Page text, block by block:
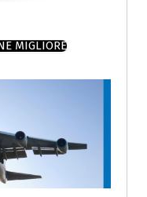
MIGLIORE